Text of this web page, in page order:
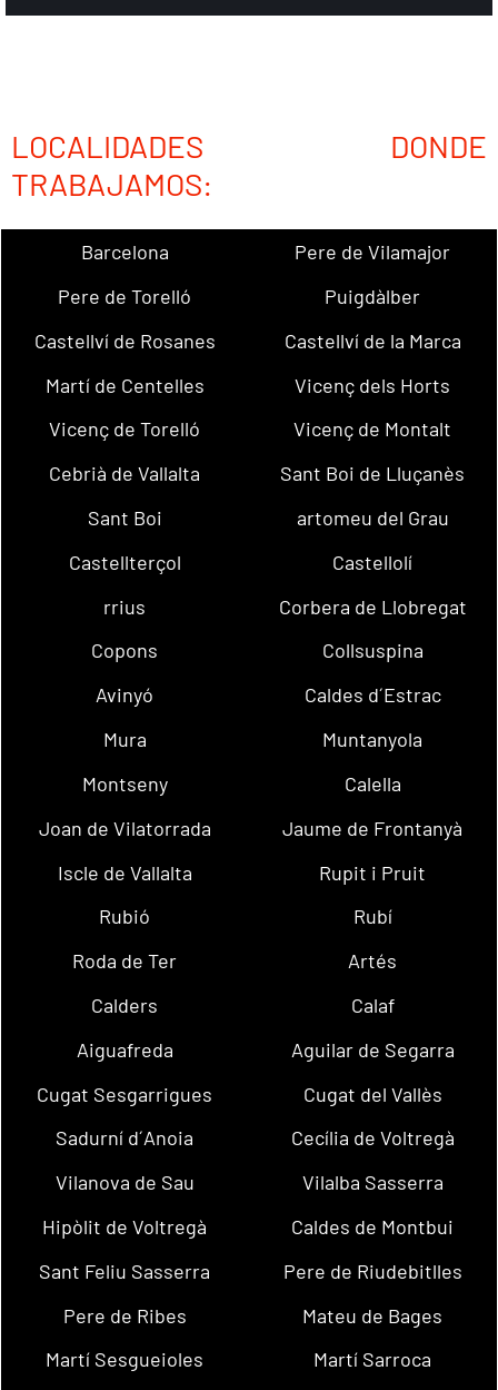
LOCALIDADES DONDE
TRABAJAMOS:
Barcelona
Pere de Vilamajor
Pere de Torelló
Puigdàlber
Castellví de Rosanes
Castellví de la Marca
Martí de Centelles
Vicenç dels Horts
Vicenç de Torelló
Vicenç de Montalt
Cebrià de Vallalta
Sant Boi de Lluçanès
Sant Boi
artomeu del Grau
Castellterçol
Castellolí
rrius
Corbera de Llobregat
Copons
Collsuspina
Avinyó
Caldes d´Estrac
Mura
Muntanyola
Montseny
Calella
Joan de Vilatorrada
Jaume de Frontanyà
Iscle de Vallalta
Rupit i Pruit
Rubió
Rubí
Roda de Ter
Artés
Calders
Calaf
Aiguafreda
Aguilar de Segarra
Cugat Sesgarrigues
Cugat del Vallès
Sadurní d´Anoia
Cecília de Voltregà
Vilanova de Sau
Vilalba Sasserra
Hipòlit de Voltregà
Caldes de Montbui
Sant Feliu Sasserra
Pere de Riudebitlles
Pere de Ribes
Mateu de Bages
Martí Sesgueioles
Martí Sarroca